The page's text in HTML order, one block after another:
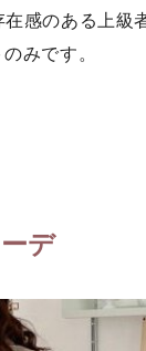
感のある上級
みです。
デ